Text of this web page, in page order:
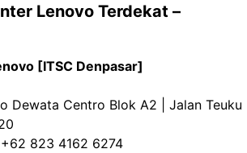
Lenovo Terdekat –
[ITSC Denpasar]
Dewata Centro Blok A2 | Jalan Teuku
823 4162 6274